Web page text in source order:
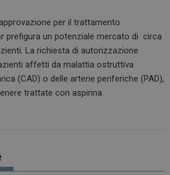
per il trattamento
prefigura un potenziale mercato di circa
La richiesta di autorizzazione
affetti da malattia ostruttiva
(CAD) o delle arterie periferiche (PAD),
trattate con aspirina.